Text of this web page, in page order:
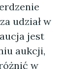
udział w
jest
aukcji,
w